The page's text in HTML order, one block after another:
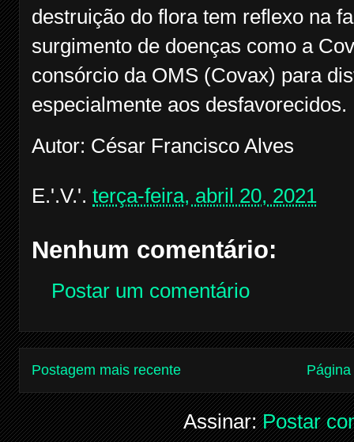
destruição do flora tem reflexo na
surgimento de doenças como a
consórcio da OMS (Covax) para
especialmente aos desfavorecidos.
Autor: César Francisco Alves
E.'.V.'. terça-feira, abril 20, 2021
Nenhum comentário:
Postar um comentário
Postagem mais recente
Assinar:Postar